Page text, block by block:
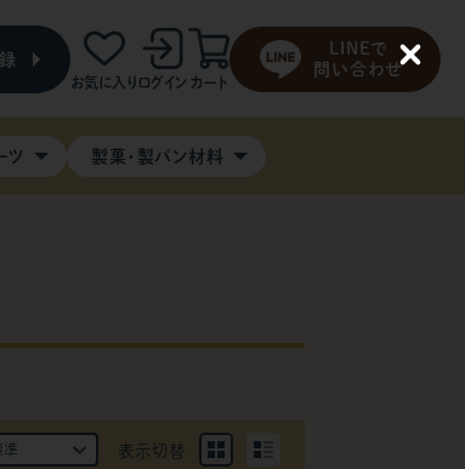
お気に入り ログイン カート
LINEで
問い合わせ
ツ 製菓・製パン材料
表示切替
C
l